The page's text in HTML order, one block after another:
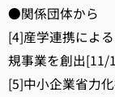
●関係団体から
[4]産学連携によ
規事業を創出[11/
[5]中小企業省力